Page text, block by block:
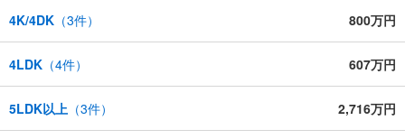
4K/4DK （3件） 800万円
4LDK （4件） 607万円
5LDK以上 （3件） 2,716万円